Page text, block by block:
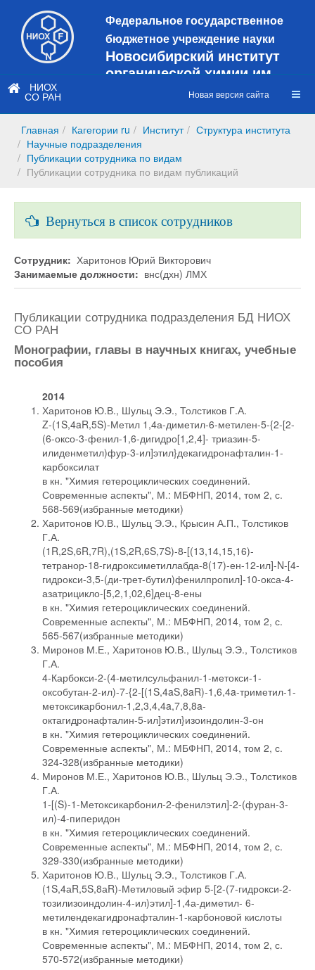
Федеральное государственное
бюджетное учреждение науки
Новосибирский институт
органической химии им.
Н.Н. Ворожцова
сайт
https://web3.nioch.nsc.ru/nioch/
НИОХ
СО РАН Новая версия сайта
Главная Кагегории ru Институт
Структура института
Научные подразделения
Публикации сотрудника по видам
Публикации сотрудника по видам публикаций
Вернуться в список сотрудников
Сотрудник: Харитонов Юрий Викторович
Занимаемые должности: внс(дхн) ЛМХ
Публикации сотрудника подразделения БД НИОХ
СО РАН
Монографии, главы в научных книгах, учебные
пособия
2014
Харитонов Ю.В., Шульц Э.Э., Толстиков Г.А.
Z-(1S,4aR,5S)-Метил 1,4а-диметил-6-метилен-5-{2-[2-
(6-оксо-3-фенил-1,6-дигидро[1,2,4]- триазин-5-
илиденметил)фур-3-ил]этил}декагидронафталин-1-
карбоксилат
в кн. "Химия гетероциклических соединений.
Современные аспекты", М.: МБФНП, 2014, том 2, с.
568-569(избранные методики)
Харитонов Ю.В., Шульц Э.Э., Крысин А.П., Толстиков
Г.А.
(1R,2S,6R,7R),(1S,2R,6S,7S)-8-[(13,14,15,16)-
тетранор-18-гидроксиметиллабда-8(17)-ен-12-ил]-N-[4-
гидрокси-3,5-(ди-трет-бутил)фенилпропил]-10-окса-4-
азатрицикло-[5,2,1,02,6]дец-8-ены
в кн. "Химия гетероциклических соединений.
Современные аспекты", М.: МБФНП, 2014, том 2, с.
565-567(избранные методики)
Миронов М.Е., Харитонов Ю.В., Шульц Э.Э., Толстиков
Г.А.
4-Карбокси-2-(4-метилсульфанил-1-метокси-1-
оксобутан-2-ил)-7-{2-[(1S,4aS,8aR)-1,6,4a-триметил-1-
метоксикарбонил-1,2,3,4,4a,7,8,8a-
октагидронафталин-5-ил]этил}изоиндолин-3-он
в кн. "Химия гетероциклических соединений.
Современные аспекты", М.: МБФНП, 2014, том 2, с.
324-328(избранные методики)
Миронов М.Е., Харитонов Ю.В., Шульц Э.Э., Толстиков
Г.А.
1-[(S)-1-Метоксикарбонил-2-фенилэтил]-2-(фуран-3-
ил)-4-пиперидон
в кн. "Химия гетероциклических соединений.
Современные аспекты", М.: МБФНП, 2014, том 2, с.
329-330(избранные методики)
Харитонов Ю.В., Шульц Э.Э., Толстиков Г.А.
(1S,4аR,5S,8аR)-Метиловый эфир 5-[2-(7-гидрокси-2-
тозилизоиндолин-4-ил)этил]-1,4а-диметил- 6-
метилендекагидронафталин-1-карбоновой кислоты
в кн. "Химия гетероциклических соединений.
Современные аспекты", М.: МБФНП, 2014, том 2, с.
570-572(избранные методики)